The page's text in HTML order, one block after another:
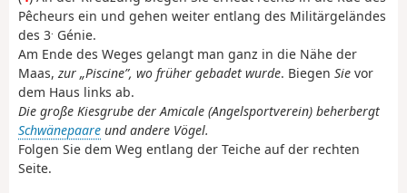
Pêcheurs ein und gehen weiter entlang des Militärgeländes
des 3. Génie.
Am Ende des Weges gelangt man ganz in die Nähe der
Maas, zur „Piscine”, wo früher gebadet wurde. Biegen Sie vor
dem Haus links ab.
Die große Kiesgrube der Amicale (Angelsportverein) beherbergt
Schwänepaare und andere Vögel.
Folgen Sie dem Weg entlang der Teiche auf der rechten
Seite.